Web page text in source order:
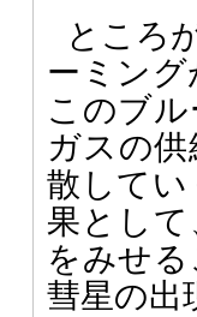
ところ
ーミン
このブ
ガスの
散して
果とし
をみせ
彗星の